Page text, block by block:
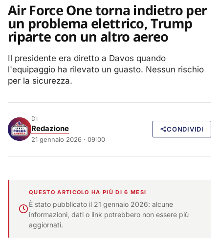
Air Force One torna indietro per
un problema elettrico, Trump
riparte con un altro aereo
Il presidente era diretto a Davos quando
l'equipaggio ha rilevato un guasto. Nessun rischio
per la sicurezza.
DI
Redazione
21 gennaio 2026 · 09:00
CONDIVIDI
QUESTO ARTICOLO HA PIÙ DI 6 MESI
È stato pubblicato il 21 gennaio 2026: alcune
informazioni, dati o link potrebbero non essere più
aggiornati.